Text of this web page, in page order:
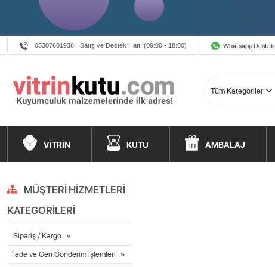
05307601938 Satış ve Destek Hattı (09:00 - 18:00) Whatsapp Destek
VİTRİN KUTU AMBALAJ
MÜŞTERI HIZMETLERI
KATEGORILERI
Sipariş / Kargo
İade ve Geri Gönderim İşlemleri